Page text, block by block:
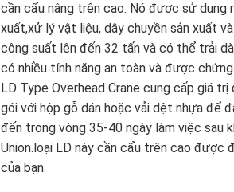
cần cẩu nâng trên cao. Nó được sử dụng
xuất,xử lý vật liệu, dây chuyền sản xuất
công suất lên đến 32 tấn và có thể trải
có nhiều tính năng an toàn và được
LD Type Overhead Crane cung cấp giá
gói với hộp gỗ dán hoặc vải dệt nhựa để
đến trong vòng 35-40 ngày làm việc sau
Union.loại LD này cần cẩu trên cao được
của bạn.